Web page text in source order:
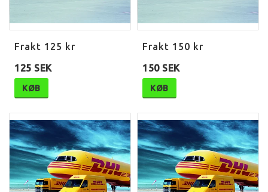
Frakt 125 kr
125 SEK
KØB
Frakt 150 kr
150 SEK
KØB